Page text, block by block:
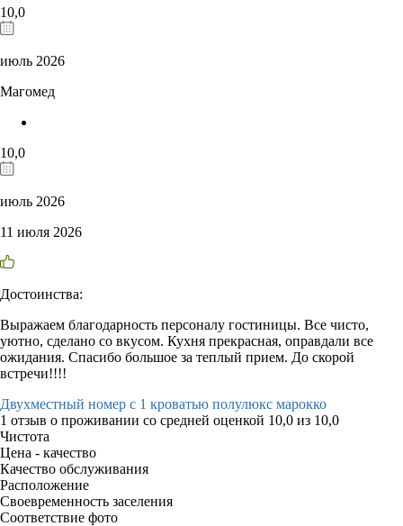
10,0
июль 2026
Магомед
10,0
июль 2026
11 июля 2026
Достоинства:
Выражаем благодарность персоналу гостиницы. Все чисто,
уютно, сделано со вкусом. Кухня прекрасная, оправдали все
ожидания. Спасибо большое за теплый прием. До скорой
встречи!!!!
Двухместный номер с 1 кроватью полулюкс марокко
1 отзыв о проживании со средней оценкой 10,0 из 10,0
Чистота
Цена - качество
Качество обслуживания
Расположение
Своевременность заселения
Соответствие фото